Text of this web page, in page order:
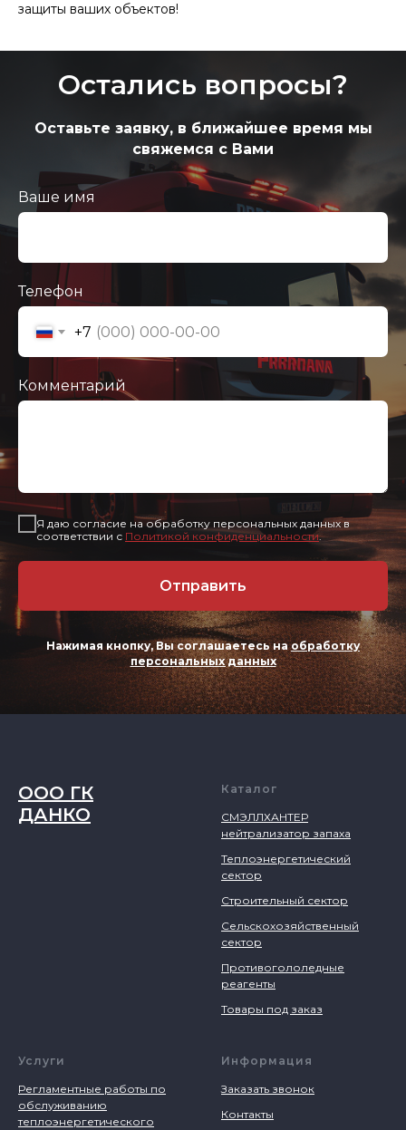
защиты ваших объектов!
Остались вопросы?
Оставьте заявку, в ближайшее время мы
свяжемся с Вами
Ваше имя
Телефон
+7
Комментарий
Я даю согласие на обработку персональных данных в
соответствии с Политикой конфиденциальности.
Отправить
Нажимая кнопку, Вы соглашаетесь наобработку
персональных данных
ООО ГК
ДАНКО
Каталог
СМЭЛЛХАНТЕР
нейтрализатор запаха
Теплоэнергетический
сектор
Строительный сектор
Сельскохозяйственный
сектор
Противогололедные
реагенты
Товары под заказ
Услуги
Регламентные работы по
обслуживанию
теплоэнергетического
Информация
Заказать звонок
Контакты